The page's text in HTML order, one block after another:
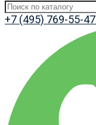
+7 (495) 769-55-47